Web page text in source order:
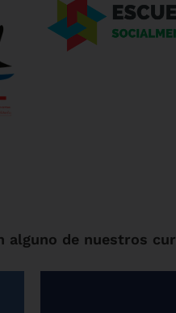
alguno de nuestros